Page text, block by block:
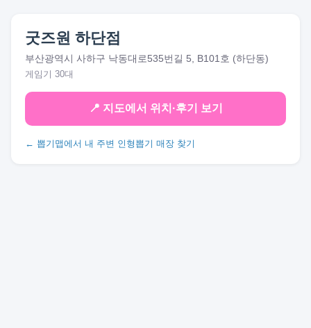
굿즈원 하단점
부산광역시 사하구 낙동대로535번길 5, B101호 (하단동)
게임기 30대
📍 지도에서 위치·후기 보기
← 뽑기맵에서 내 주변 인형뽑기 매장 찾기